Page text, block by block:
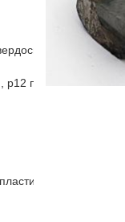
прямой проходной